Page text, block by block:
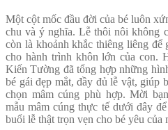
Một cột mốc đầu đời của bé luôn
chu và ý nghĩa. Lễ thôi nôi không
còn là khoảnh khắc thiêng liêng
cho hành trình khôn lớn của con.
Kiến Tường đã tổng hợp những
bé gái đẹp mắt, đầy đủ lễ vật, giúp
chọn mâm cúng phù hợp. Mời
mẫu mâm cúng thực tế dưới đây
buổi lễ thật trọn vẹn cho bé yêu của